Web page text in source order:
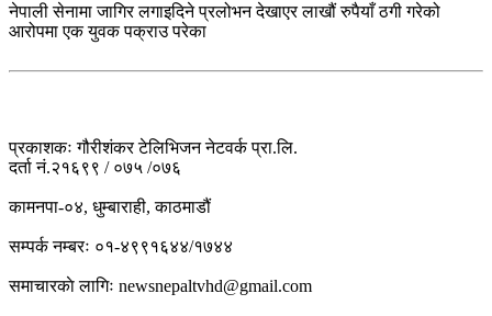
नेपाली सेनामा जागिर लगाइदिने प्रलोभन देखाएर लाखौं रुपैयाँ ठगी गरेको
आरोपमा एक युवक पक्राउ परेका
प्रकाशकः गौरीशंकर टेलिभिजन नेटवर्क प्रा.लि.
दर्ता नं.२१६९९ / ०७५ /०७६
कामनपा-०४, धुम्बाराही, काठमाडौं
सम्पर्क नम्बरः ०१-४९९१६४४/१७४४
समाचारकाे लागिः newsnepaltvhd@gmail.com